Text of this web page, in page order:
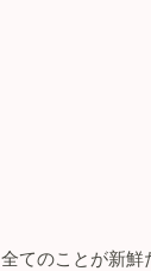
全てのことが新